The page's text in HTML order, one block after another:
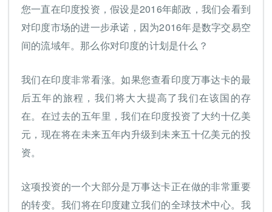
您一直在印度投资，假设是2016年邮政，我们会看到
对印度市场的进一步承诺，因为2016年是数字交易空
间的流域年。那么你对印度的计划是什么？
我们在印度非常看涨。如果您查看印度万事达卡的最
后五年的旅程，我们将大大提高了我们在该国的存
在。在过去的五年里，我们在印度投资了大约十亿美
元，现在将在未来五年内升级到未来五十亿美元的投
资。
这项投资的一个大部分是万事达卡正在做的非常重要
的转变。我们将在印度建立我们的全球技术中心。我